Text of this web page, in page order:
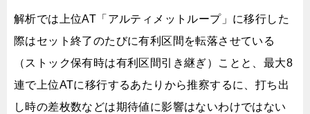
解析では上位AT「アルティメットループ」に移行した
際はセット終了のたびに有利区間を転落させている
（ストック保有時は有利区間引き継ぎ）ことと、最大8
連で上位ATに移行するあたりから推察するに、打ち出
し時の差枚数などは期待値に影響はないわけではない